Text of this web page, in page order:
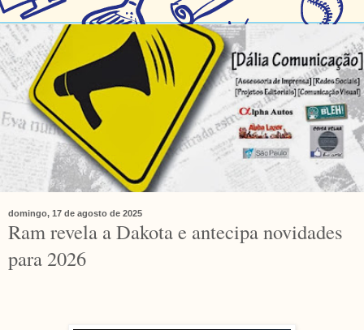
domingo, 17 de agosto de 2025
Ram revela a Dakota e antecipa novidades
para 2026